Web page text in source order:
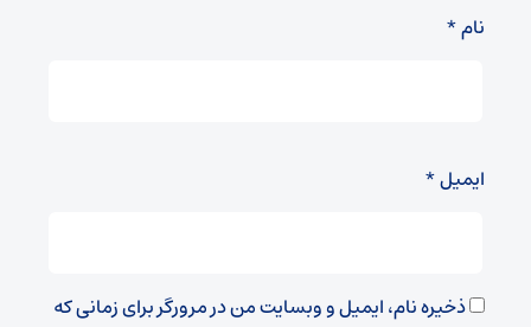
نام*
ایمیل*
ذخیره نام، ایمیل و وبسایت من در مرورگر برای زمانی که